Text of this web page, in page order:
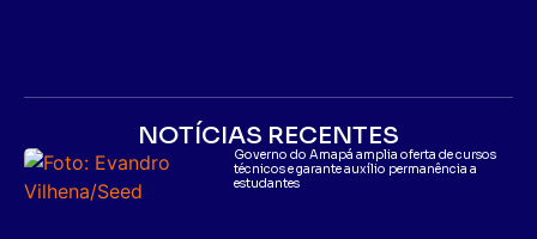
NOTÍCIAS RECENTES
Governo do Amapá amplia oferta de cursos
técnicos e garante auxílio permanência a
estudantes